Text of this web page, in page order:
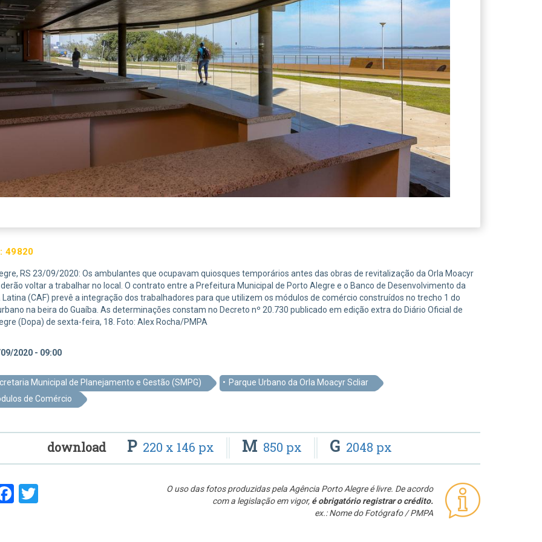
49820
RS 23/09/2020: Os ambulantes que ocupavam quiosques temporários antes das obras de revitalização da Orla Moacyr
voltar a trabalhar no local. O contrato entre a Prefeitura Municipal de Porto Alegre e o Banco de Desenvolvimento da
(CAF) prevê a integração dos trabalhadores para que utilizem os módulos de comércio construídos no trecho 1 do
na beira do Guaíba. As determinações constam no Decreto nº 20.730 publicado em edição extra do Diário Oficial de
(Dopa) de sexta-feira, 18. Foto: Alex Rocha/PMPA
2020 - 09:00
Municipal de Planejamento e Gestão (SMPG)
Parque Urbano da Orla Moacyr Scliar
de Comércio
download P 220 x 146 px M 850 px G 2048 px
O uso das fotos produzidas pela Agência Porto Alegre é livre. De acordo
com a legislação em vigor, é obrigatório registrar o crédito.
ex.: Nome do Fotógrafo / PMPA
Facebook
Twitter